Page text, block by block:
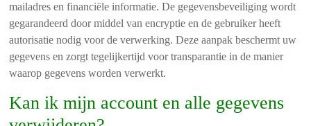
mailadres en financiële informatie. De gegevensbeveiliging wordt
gegarandeerd door middel van encryptie en de gebruiker heeft
autorisatie nodig voor de verwerking. Deze aanpak beschermt uw
gegevens en zorgt tegelijkertijd voor transparantie in de manier
waarop gegevens worden verwerkt.
Kan ik mijn account en alle gegevens